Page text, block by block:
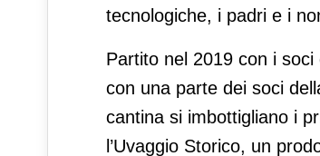
tecnologiche, i padri e i
Partito nel 2019 con i
con una parte dei soci
cantina si imbottigliano i
l’Uvaggio Storico, un